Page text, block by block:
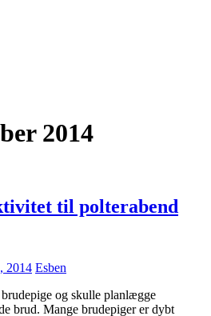
2014
til polterabend
2014 Esben
og skulle planlægge
brud. Mange brudepiger er dybt